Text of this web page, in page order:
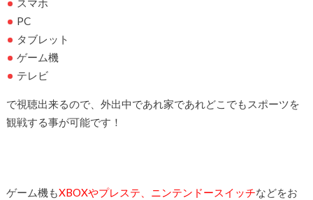
スマホ
PC
タブレット
ゲーム機
テレビ
で視聴出来るので、外出中であれ家であれどこでもスポーツを
観戦する事が可能です！
ゲーム機もXBOXやプレステ、ニンテンドースイッチなどをお